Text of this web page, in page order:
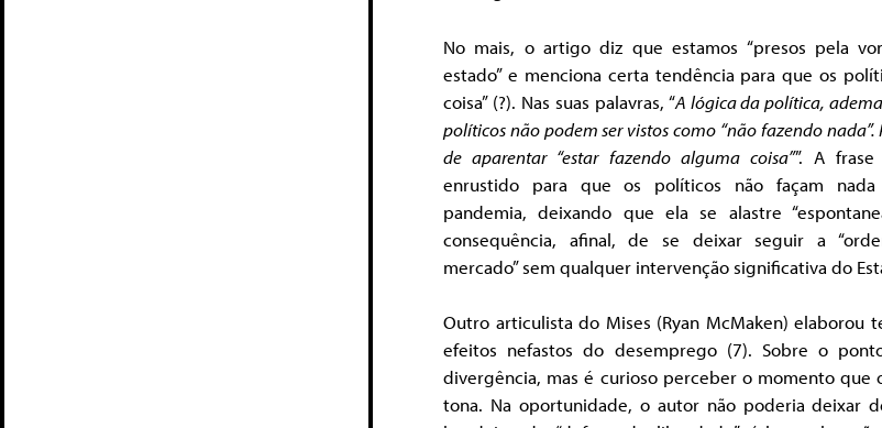
No mais, o artigo diz que estamos “presos pela
estado” e menciona certa tendência para que os
coisa” (?). Nas suas palavras, “A lógica da política,
políticos não podem ser vistos como “não fazendo nada”.
de aparentar “estar fazendo alguma coisa””. A
enrustido para que os políticos não façam
pandemia, deixando que ela se alastre
consequência, afinal, de se deixar seguir a
mercado” sem qualquer intervenção significativa do
Outro articulista do Mises (Ryan McMaken) elaborou
efeitos nefastos do desemprego (7). Sobre o
divergência, mas é curioso perceber o momento que
tona. Na oportunidade, o autor não poderia deixar